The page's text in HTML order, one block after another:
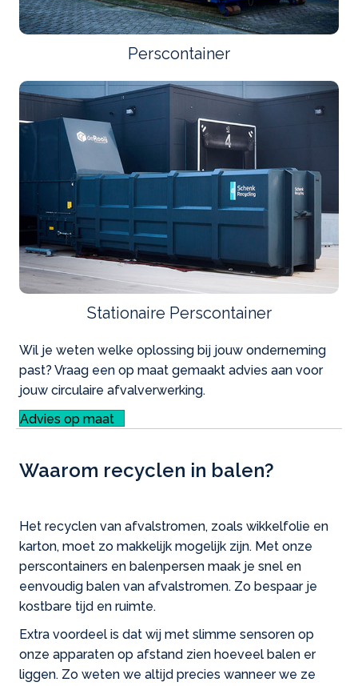
Perscontainer
Stationaire Perscontainer
Wil je weten welke oplossing bij jouw onderneming
past? Vraag een op maat gemaakt advies aan voor
jouw circulaire afvalverwerking.
Advies op maat
Waarom recyclen in balen?
Het recyclen van afvalstromen, zoals wikkelfolie en
karton, moet zo makkelijk mogelijk zijn. Met onze
perscontainers en balenpersen maak je snel en
eenvoudig balen van afvalstromen. Zo bespaar je
kostbare tijd en ruimte.
Extra voordeel is dat wij met slimme sensoren op
onze apparaten op afstand zien hoeveel balen er
liggen. Zo weten we altijd precies wanneer we ze